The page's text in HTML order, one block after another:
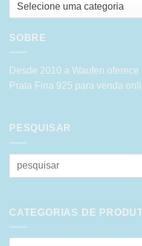
Selecione uma categoria
SOBRE
Desde 2010 a Waufen
Prata Fina 925 para venda
PESQUISAR
Pesquisar
por:
CATEGORIAS DE